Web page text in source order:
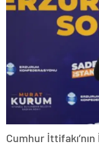
Cumhur